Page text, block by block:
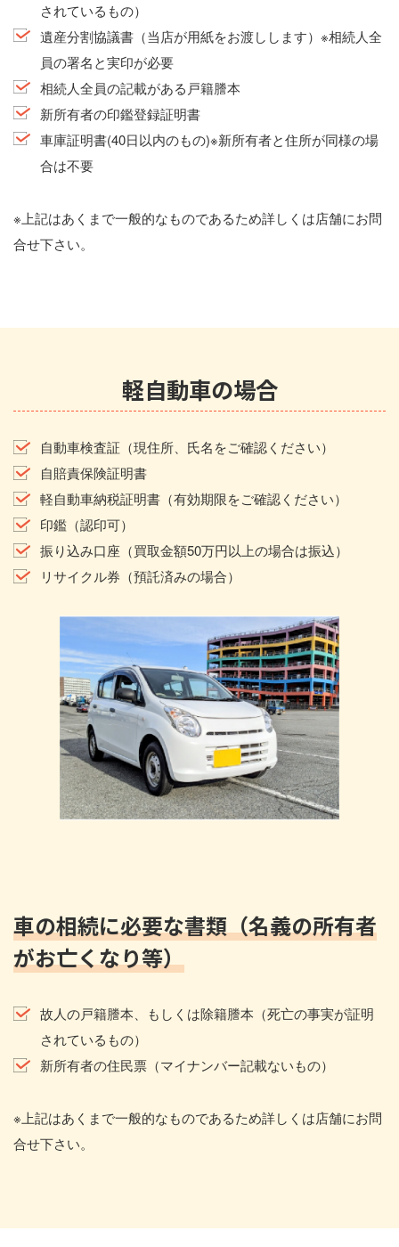
されているもの）
遺産分割協議書（当店が用紙をお渡しします）※相続人全
員の署名と実印が必要
相続人全員の記載がある戸籍謄本
新所有者の印鑑登録証明書
車庫証明書(40日以内のもの)※新所有者と住所が同様の場
合は不要
※上記はあくまで一般的なものであるため詳しくは店舗にお問
合せ下さい。
軽自動車の場合
自動車検査証（現住所、氏名をご確認ください）
自賠責保険証明書
軽自動車納税証明書（有効期限をご確認ください）
印鑑（認印可）
振り込み口座（買取金額50万円以上の場合は振込）
リサイクル券（預託済みの場合）
車の相続に必要な書類（名義の所有者
がお亡くなり等）
故人の戸籍謄本、もしくは除籍謄本（死亡の事実が証明
されているもの）
新所有者の住民票（マイナンバー記載ないもの）
※上記はあくまで一般的なものであるため詳しくは店舗にお問
合せ下さい。